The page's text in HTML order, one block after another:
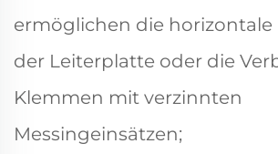
ermöglichen die horizontale
der Leiterplatte oder die
Klemmen mit verzinnten
Messingeinsätzen;